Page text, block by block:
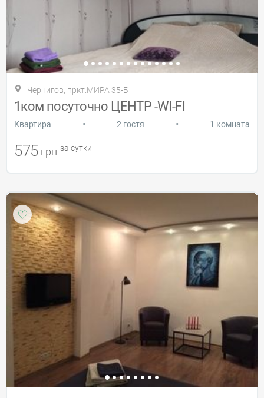
Чернигов, пркт.МИРА 35-Б
1ком посуточно ЦЕНТР -WI-FI
Квартира • 2 гостя • 1 комната
575 грн за сутки